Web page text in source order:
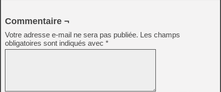
Commentaire ¬
Votre adresse e-mail ne sera pas publiée. Les champs
obligatoires sont indiqués avec *